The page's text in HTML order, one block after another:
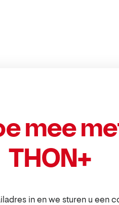
mee
THON+
in en we sturen u een